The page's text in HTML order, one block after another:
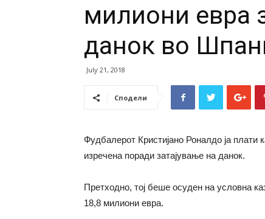
милиони евра
данок во
July 21, 2018
Сподели
Фудбалерот Кристијано Роналдо ја
изречена поради затајување на данок.
Претходно, тој беше осуден на условна
18,8 милиони евра.